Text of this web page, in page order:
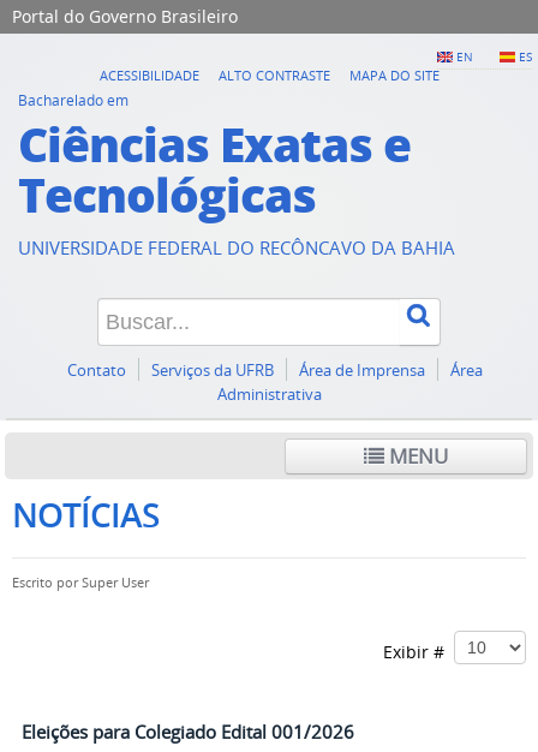
Portal do Governo Brasileiro
EN ES
ACESSIBILIDADE ALTO CONTRASTE
MAPA DO SITE
Bacharelado em
Ciências Exatas e
Tecnológicas
UNIVERSIDADE FEDERAL DO RECÔNCAVO DA BAHIA
Contato Serviços da UFRB Área de Imprensa
Área
Administrativa
MENU
NOTÍCIAS
Escrito porSuper User
Exibir #
Eleições para Colegiado Edital 001/2026